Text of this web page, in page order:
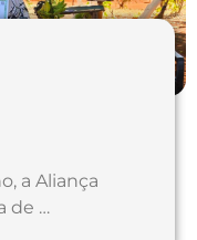
a Aliança
de …